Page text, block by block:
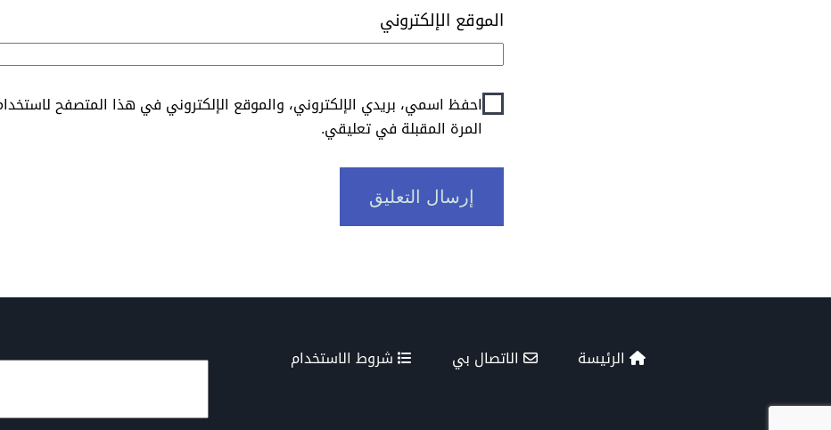
الموقع الإلكتروني
احفظ اسمي، بريدي الإلكتروني، والموقع الإلكتروني في هذا المتصفح
المرة المقبلة في تعليقي.
الرئيسة الاتصال بي شروط الاستخدام